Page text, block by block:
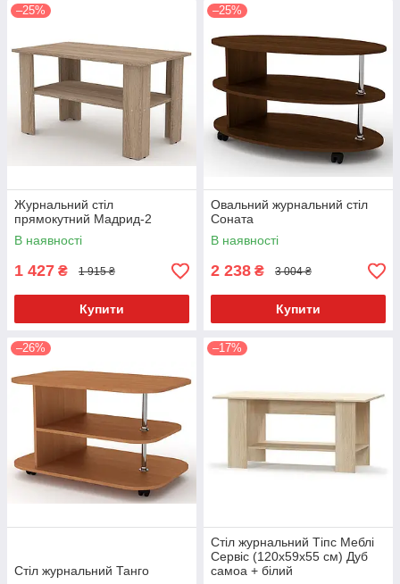
–25%
Журнальний стіл
прямокутний Мадрид-2
В наявності
1 427 ₴ 1 915 ₴
Купити
–25%
Овальний журнальний стіл
Соната
В наявності
2 238 ₴ 3 004 ₴
Купити
–26%
Стіл журнальний Танго
–17%
Стіл журнальний Тіпс Меблі
Сервіс (120х59х55 см) Дуб
самоа + білий